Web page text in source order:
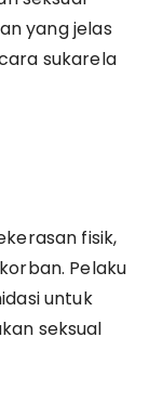
yang jelas
sukarela
fisik,
Pelaku
untuk
seksual